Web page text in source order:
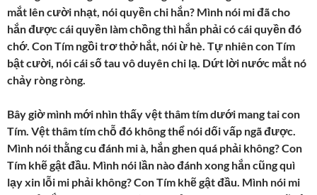
mắt lên cười nhạt, nói quyền chi hắn? Mình nói mi đã cho
hắn được cái quyền làm chồng thì hắn phải có cái quyền đó
chớ. Con Tím ngồi trơ thở hắt, nói ừ hè. Tự nhiên con Tím
bật cười, nói cái số tau vô duyên chi lạ. Dứt lời nước mắt nó
chảy ròng ròng.
Bây giờ mình mới nhìn thấy vệt thâm tím dưới mang tai con
Tím. Vệt thâm tím chỗ đó không thể nói dối vấp ngã được.
Mình nói thằng cu đánh mi à, hắn ghen quá phải không? Con
Tím khẽ gật đầu. Mình nói lần nào đánh xong hắn cũng quì
lạy xin lỗi mi phải không? Con Tím khẽ gật đầu. Mình nói mi